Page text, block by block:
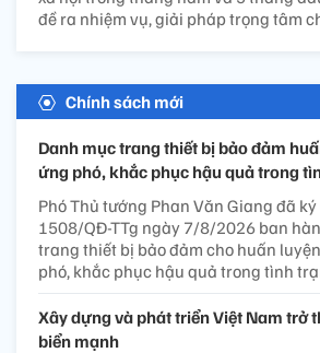
đề ra nhiệm vụ, giải pháp trọng tâm
Chính sách mới
Danh mục trang thiết bị bảo đảm
ứng phó, khắc phục hậu quả trong
Phó Thủ tướng Phan Văn Giang đã
1508/QĐ-TTg ngày 7/8/2026 ban
trang thiết bị bảo đảm cho huấn
phó, khắc phục hậu quả trong tình
Xây dựng và phát triển Việt Nam trở
biển mạnh